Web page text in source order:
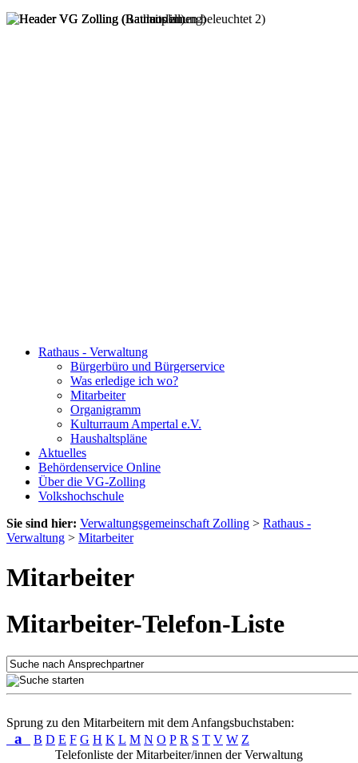
Rathaus - Verwaltung
Bürgerbüro und Bürgerservice
Was erledige ich wo?
Mitarbeiter
Organigramm
Kulturraum Ampertal e.V.
Haushaltspläne
Aktuelles
Behördenservice Online
Über die VG-Zolling
Volkshochschule
Sie sind hier: Verwaltungsgemeinschaft Zolling > Rathaus -
Verwaltung > Mitarbeiter
Mitarbeiter
Mitarbeiter-Telefon-Liste
Sprung zu den Mitarbeitern mit dem Anfangsbuchstaben:
a B D E F G H K L M N O P R S T V W Z
Telefonliste der Mitarbeiter/innen der Verwaltung